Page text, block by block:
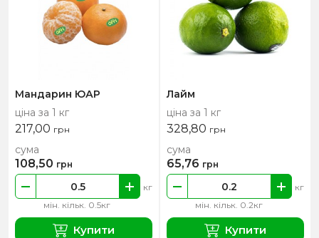
Мандарин ЮАР
ціна за 1 кг
217,00 грн
мін. кільк. 0.5кг
кг
сума
108,50 грн
Купити
Лайм
ціна за 1 кг
328,80 грн
мін. кільк. 0.2кг
кг
сума
65,76 грн
Купити